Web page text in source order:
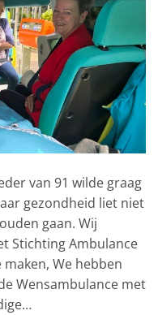
van 91 wilde graag
gezondheid liet niet
gaan. Wij
Stichting Ambulance
We hebben
Wensambulance met